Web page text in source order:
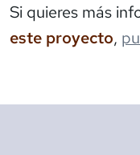
Si quieres más
este proyecto,